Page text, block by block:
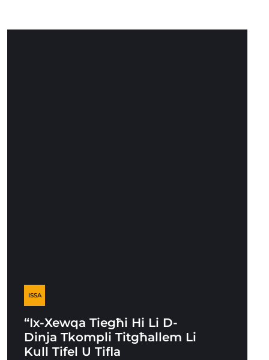
ISSA
“Ix-Xewqa Tiegħi Hi Li D-
Dinja Tkompli Titgħallem Li
Kull Tifel U Tifla